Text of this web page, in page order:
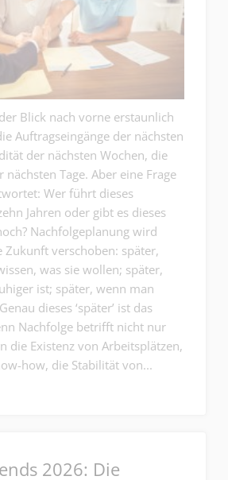
Blick nach vorne erstaunlich
Auftragseingänge der nächsten
der nächsten Wochen, die
nächsten Tage. Aber eine Frage
Wer führt dieses
Jahren oder gibt es dieses
Nachfolgeplanung wird
Zukunft verschoben: später,
was sie wollen; später,
ist; später, wenn man
dieses ‘später’ ist das
Nachfolge betrifft nicht nur
die Existenz von Arbeitsplätzen,
how, die Stabilität von...
2026: Die